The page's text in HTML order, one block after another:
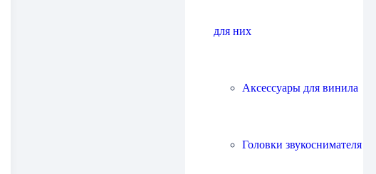
для них
Аксессуары для винила
Головки звукоснимателя